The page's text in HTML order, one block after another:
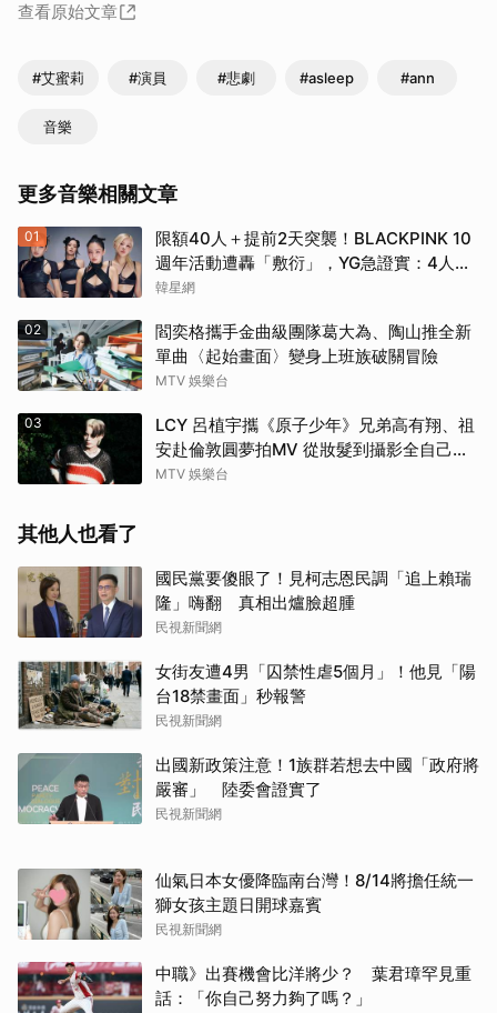
查看原始文章
#艾蜜莉 #演員 #悲劇 #asleep #ann
音樂
更多音樂相關文章
01
限額40人＋提前2天突襲！BLACKPINK 10
週年活動遭轟「敷衍」，YG急證實：4人確
定完全體出席
韓星網
02
閻奕格攜手金曲級團隊葛大為、陶山推全新
單曲〈起始畫面〉變身上班族破關冒險
MTV 娛樂台
03
LCY 呂植宇攜《原子少年》兄弟高有翔、祖
安赴倫敦圓夢拍MV 從妝髮到攝影全自己
來！
MTV 娛樂台
其他人也看了
國民黨要傻眼了！見柯志恩民調「追上賴瑞
隆」嗨翻 真相出爐臉超腫
民視新聞網
女街友遭4男「囚禁性虐5個月」！他見「陽
台18禁畫面」秒報警
民視新聞網
出國新政策注意！1族群若想去中國「政府將
嚴審」 陸委會證實了
民視新聞網
仙氣日本女優降臨南台灣！8/14將擔任統一
獅女孩主題日開球嘉賓
民視新聞網
中職》出賽機會比洋將少？ 葉君璋罕見重
話：「你自己努力夠了嗎？」